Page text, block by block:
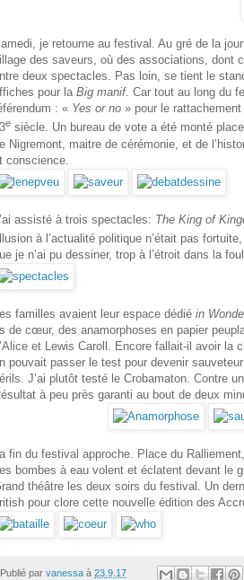
je retourne au festival. Au gré de la
des saveurs, où des associations, dont
deux spectacles. Pas loin, se tient le
pour laBig manif. Car tout au long du
: « Yes or no » pour le rattachement
e siècle. Un bureau de vote a été monté
Nigremont, maitre de cérémonie, et de
conscience.
assisté à trois spectacles: The King of
à l’actualité politique n’était pas
je n’ai pu dessiner, trop à l’étroit dans la
familles avaient leur espace dédié in
de cœur, des anamorphoses en papier
et Lewis Caroll. Encore fallait-il avoir la
pouvait passer le test pour devenir
J’ai plutôt testé le Crobamaton. Contre
à peu près garanti au bout de deux
fin du festival approche. Place du
bombes à eau volent et éclatent devant le
théâtre les deux soirs du festival. Un
pour clore cette nouvelle édition des
Publié par vanessa à 23.9.17